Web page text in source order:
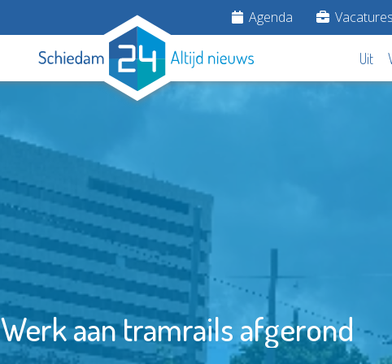
Agenda Vacatures
Uit
Werk aan tramrails afgerond